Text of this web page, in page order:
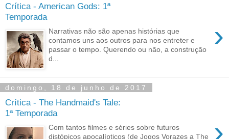
Crítica - American Gods: 1ª
Temporada
›
Narrativas não são apenas histórias que
contamos uns aos outros para nos entreter e
passar o tempo. Querendo ou não, a construção
d...
domingo, 18 de junho de 2017
Crítica - The Handmaid's Tale:
1ª Temporada
Com tantos filmes e séries sobre futuros
distópicos apocalípticos (de Jogos Vorazes a The